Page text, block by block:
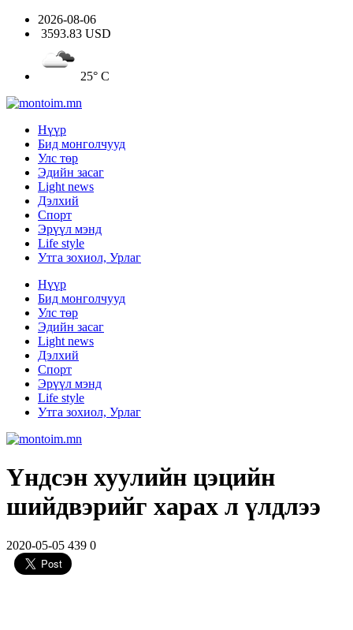
2026-08-06
3593.83 USD
25° C
Нүүр
Бид монголчууд
Улс төр
Эдийн засаг
Light news
Дэлхий
Спорт
Эрүүл мэнд
Life style
Утга зохиол, Урлаг
Нүүр
Бид монголчууд
Улс төр
Эдийн засаг
Light news
Дэлхий
Спорт
Эрүүл мэнд
Life style
Утга зохиол, Урлаг
Үндсэн хуулийн цэцийн
шийдвэрийг харах л үлдлээ
2020-05-05 439 0